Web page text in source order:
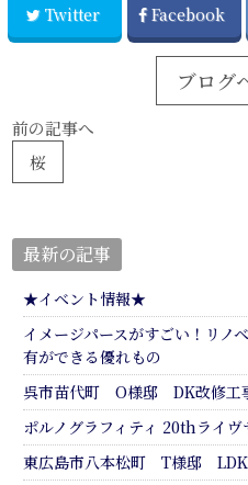
Twitter Facebook
ブログ
前の記事へ
桜
最新の記事
★イベント情報★
イメージパースがすごい！リノ
有ができる優れもの
呉市苗代町 O様邸 DK改修工
ポルノグラフィティ 20thライヴ
東広島市八本松町 T様邸 LDK